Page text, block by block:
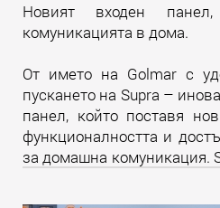
Новият входен
комуникацията в дома.
От името на Golmar с
пускането на Supra –
панел, който поставя
функционалността и
за домашна комуникация.